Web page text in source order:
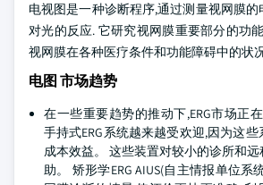
电视图是一种诊断程序,通过测量视网膜
对光的反应. 它研究视网膜重要部分的功
视网膜在各种医疗条件和功能障碍中的状
电图 市场趋势
在一些重要趋势的推动下,ERG市场正
手持式ERG系统越来越受欢迎,因为这
成本效益。 这些装置对较小的诊所和
助。 矫形学ERG AIUS(自主情报单位系